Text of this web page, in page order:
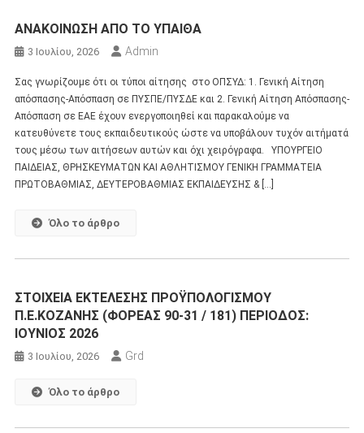
ΑΝΑΚΟΙΝΩΣΗ ΑΠΟ ΤΟ ΥΠΑΙΘΑ
3 Ιουλίου, 2026 Admin
Σας γνωρίζουμε ότι οι τύποι αίτησης στο ΟΠΣΥΔ: 1. Γενική Αίτηση
απόσπασης-Απόσπαση σε ΠΥΣΠΕ/ΠΥΣΔΕ και 2. Γενική Αίτηση Απόσπασης-
Απόσπαση σε ΕΑΕ έχουν ενεργοποιηθεί και παρακαλούμε να
κατευθύνετε τους εκπαιδευτικούς ώστε να υποβάλουν τυχόν αιτήματά
τους μέσω των αιτήσεων αυτών και όχι χειρόγραφα. ΥΠΟΥΡΓΕΙΟ
ΠΑΙΔΕΙΑΣ, ΘΡΗΣΚΕΥΜΑΤΩΝ ΚΑΙ ΑΘΛΗΤΙΣΜΟΥ ΓΕΝΙΚΗ ΓΡΑΜΜΑΤΕΙΑ
ΠΡΩΤΟΒΑΘΜΙΑΣ, ΔΕΥΤΕΡΟΒΑΘΜΙΑΣ ΕΚΠΑΙΔΕΥΣΗΣ & […]
Όλο το άρθρο
ΣΤΟΙΧΕΙΑ ΕΚΤΕΛΕΣΗΣ ΠΡΟΫΠΟΛΟΓΙΣΜΟΥ
Π.Ε.ΚΟΖΑΝΗΣ (ΦΟΡΕΑΣ 90-31 / 181) ΠΕΡΙΟΔΟΣ:
ΙΟΥΝΙΟΣ 2026
3 Ιουλίου, 2026 Grd
Όλο το άρθρο